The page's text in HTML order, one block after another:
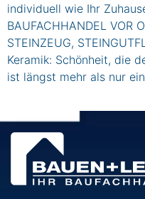
individuell wie Ihr
BAUFACHHANDEL VOR
STEINZEUG,
Keramik: Schönheit, die
ist längst mehr als nur